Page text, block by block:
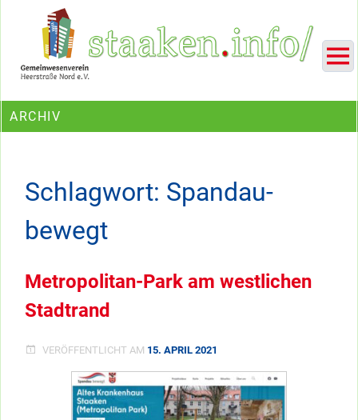
Ein Projekt des Gemeinwesenvereins Heerstraße Nord
ARCHIV
Schlagwort: Spandau-
bewegt
Metropolitan-Park am westlichen
Stadtrand
VERÖFFENTLICHT AM 15. APRIL 2021